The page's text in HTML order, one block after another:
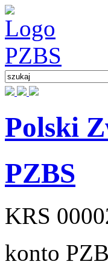
Polski
PZBS
KRS
konto